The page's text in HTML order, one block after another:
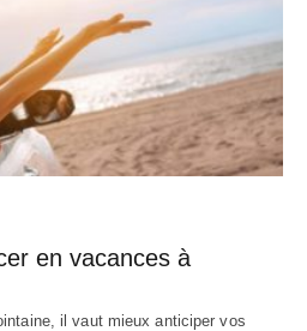
en vacances à
il vaut mieux anticiper vos